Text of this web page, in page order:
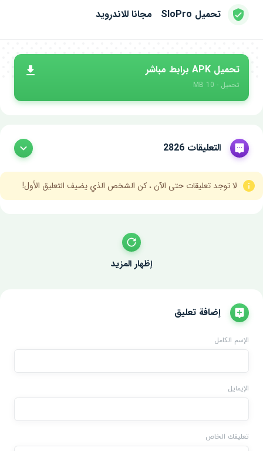
تحميل SloPro مجانا للاندرويد
تحميل APK برابط مباشر
تحميل - 10 MB
التعليقات 2826
لا توجد تعليقات حتى الآن ، كن الشخص الذي يضيف التعليق الأول!
إظهار المزيد
إضافة تعليق
الإسم الكامل
الإيمايل
تعليقك الخاص